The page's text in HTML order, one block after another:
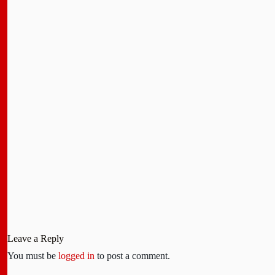
Leave a Reply
You must be logged in to post a comment.